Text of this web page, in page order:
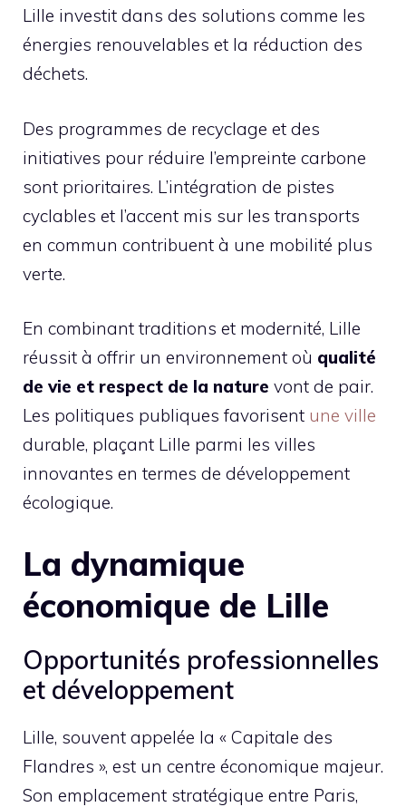
Lille investit dans des solutions comme les
énergies renouvelables et la réduction des
déchets.
Des programmes de recyclage et des
initiatives pour réduire l’empreinte carbone
sont prioritaires. L’intégration de pistes
cyclables et l’accent mis sur les transports
en commun contribuent à une mobilité plus
verte.
En combinant traditions et modernité, Lille
réussit à offrir un environnement où qualité
de vie et respect de la nature vont de pair.
Les politiques publiques favorisent une ville
durable, plaçant Lille parmi les villes
innovantes en termes de développement
écologique.
La dynamique
économique de Lille
Opportunités professionnelles
et développement
Lille, souvent appelée la « Capitale des
Flandres », est un centre économique majeur.
Son emplacement stratégique entre Paris,